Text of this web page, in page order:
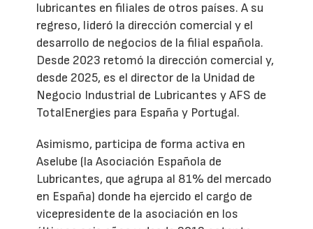
lubricantes en filiales de otros países. A su
regreso, lideró la dirección comercial y el
desarrollo de negocios de la filial española.
Desde 2023 retomó la dirección comercial y,
desde 2025, es el director de la Unidad de
Negocio Industrial de Lubricantes y AFS de
TotalEnergies para España y Portugal.
Asimismo, participa de forma activa en
Aselube (la Asociación Española de
Lubricantes, que agrupa al 81% del mercado
en España) donde ha ejercido el cargo de
vicepresidente de la asociación en los